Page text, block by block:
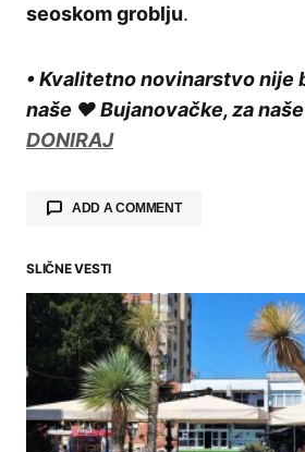
seoskom groblju.
• Kvalitetno novinarstvo nije
naše ❤️ Bujanovačke, za
DONIRAJ
ADD A COMMENT
Your email address will not be
Required fields are marked*
Comment*
SLIČNE VESTI